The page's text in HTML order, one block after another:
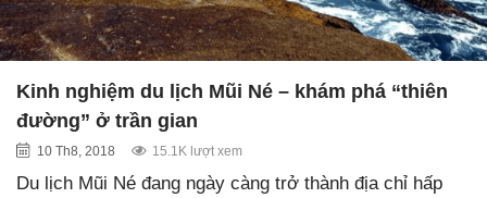
Kinh nghiệm du lịch Mũi Né – khám phá “thiên
đường” ở trần gian
10 Th8, 2018 15.1K lượt xem
Du lịch Mũi Né đang ngày càng trở thành địa chỉ hấp